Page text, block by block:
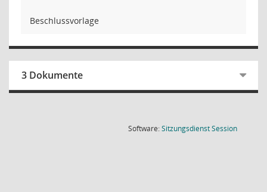
Beschlussvorlage
3 Dokumente
Software:SitzungsdienstSession(Wird in